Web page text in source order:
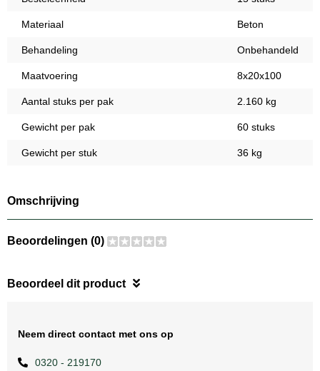
Materiaal Beton
Behandeling Onbehandeld
Maatvoering 8x20x100
Aantal stuks per pak 2.160 kg
Gewicht per pak 60 stuks
Gewicht per stuk 36 kg
Omschrijving
Beoordelingen (0)
Beoordeel dit product
Neem direct contact met ons op
0320 - 219170